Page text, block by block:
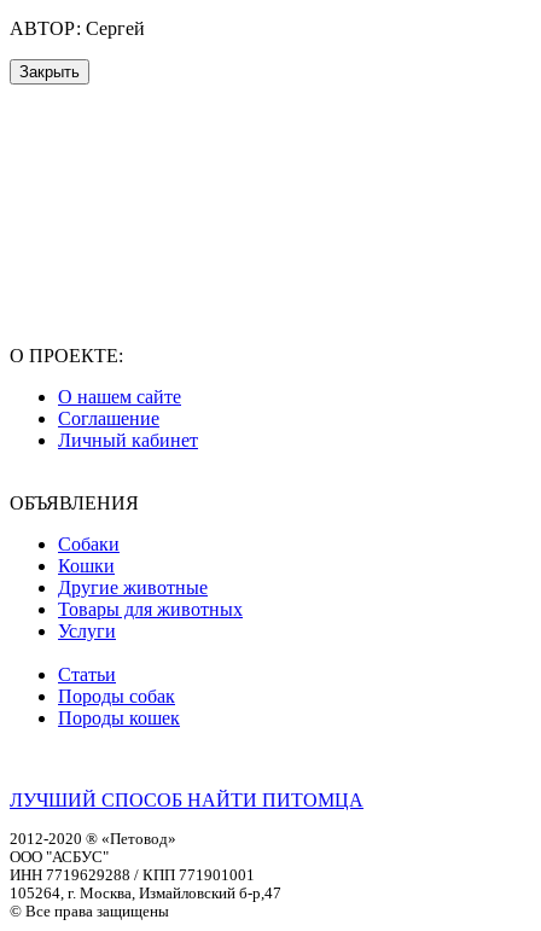
АВТОР: Сергей
Закрыть
О ПРОЕКТЕ:
О нашем сайте
Соглашение
Личный кабинет
ОБЪЯВЛЕНИЯ
Собаки
Кошки
Другие животные
Товары для животных
Услуги
Статьи
Породы собак
Породы кошек
ЛУЧШИЙ СПОСОБ НАЙТИ ПИТОМЦА
2012-2020 ® «Петовод»
ООО "АСБУС"
ИНН 7719629288 / КПП 771901001
105264, г. Москва, Измайловский б-р,47
© Все права защищены